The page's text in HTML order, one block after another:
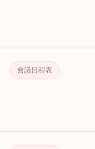
會議日程表